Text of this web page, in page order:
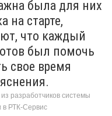
была для них
на старте,
что каждый
был помочь
свое время
разработчиков системы
в РТК-Сервис